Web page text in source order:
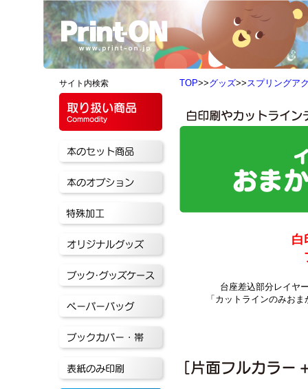
サイト内検索 TOP>>グッズ>>スプリングア
白
台座差込部分レイヤ
「カットラインのみお